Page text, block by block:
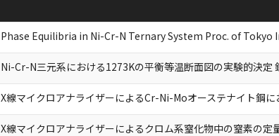
Phase Equilibria in Ni-Cr-N Ternary System Proc. of Tokyo
Ni-Cr-N三元系における1273Kの平衡等温断面図の実験的決定
X線マイクロアナライザーによるCr-Ni-Moオーステナイト鋼
X線マイクロアナライザーによるクロム系窒化物中の窒素の